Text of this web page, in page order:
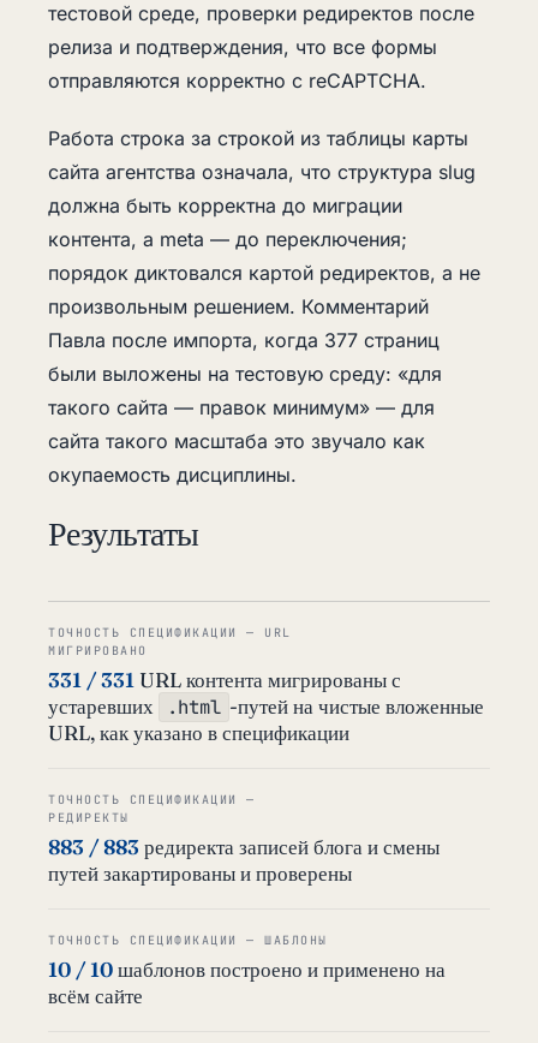
тестовой среде, проверки редиректов после
релиза и подтверждения, что все формы
отправляются корректно с reCAPTCHA.
Работа строка за строкой из таблицы карты
сайта агентства означала, что структура slug
должна быть корректна до миграции
контента, а meta — до переключения;
порядок диктовался картой редиректов, а не
произвольным решением. Комментарий
Павла после импорта, когда 377 страниц
были выложены на тестовую среду: «для
такого сайта — правок минимум» — для
сайта такого масштаба это звучало как
окупаемость дисциплины.
Результаты
ТОЧНОСТЬ СПЕЦИФИКАЦИИ — URL
МИГРИРОВАНО
331 / 331 URL контента мигрированы с
устаревших
.html -путей на чистые вложенные
URL, как указано в спецификации
ТОЧНОСТЬ СПЕЦИФИКАЦИИ —
РЕДИРЕКТЫ
883 / 883 редиректа записей блога и смены
путей закартированы и проверены
ТОЧНОСТЬ СПЕЦИФИКАЦИИ — ШАБЛОНЫ
10 / 10шаблонов построено и применено на
всём сайте